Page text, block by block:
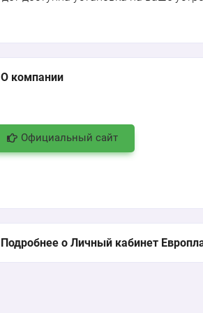
О компании
Официальный сайт
Подробнее о Личный кабинет